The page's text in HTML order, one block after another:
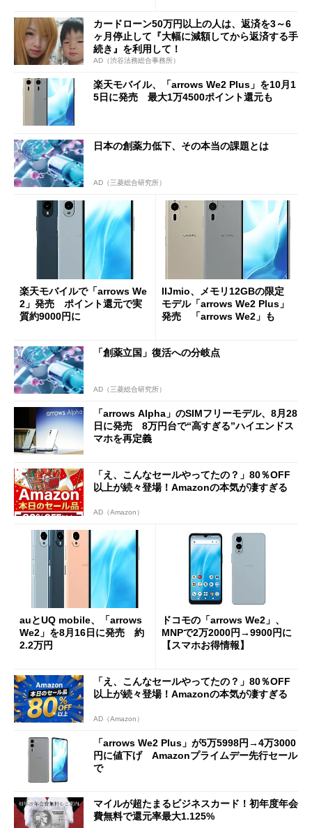
カードローン50万円以上の人は、返済を3～6
ヶ月停止して『大幅に減額してから返済する手
続き』を利用して！
AD（渋谷法務総合事務所）
楽天モバイル、「arrows We2 Plus」を10月1
5日に発売 最大1万4500ポイント還元も
日本の創薬力低下、その本当の課題とは
AD（三菱総合研究所）
楽天モバイルで「arrows We
2」発売 ポイント還元で実
質約9000円に
IIJmio、メモリ12GBの限定
モデル「arrows We2 Plus」
発売 「arrows We2」も
「創薬立国」復活への分岐点
AD（三菱総合研究所）
「arrows Alpha」のSIMフリーモデル、8月28
日に発売 8万円台で“高すぎる”ハイエンドス
マホを再定義
「え、こんなセールやってたの？」80％OFF
以上が続々登場！Amazonの本気が凄すぎる
AD（Amazon）
auとUQ mobile、「arrows
We2」を8月16日に発売 約
2.2万円
ドコモの「arrows We2」、
MNPで2万2000円→9900円に
【スマホお得情報】
「え、こんなセールやってたの？」80％OFF
以上が続々登場！Amazonの本気が凄すぎる
AD（Amazon）
「arrows We2 Plus」が5万5998円→4万3000
円に値下げ Amazonプライムデー先行セール
で
マイルが超たまるビジネスカード！初年度年会
費無料で還元率最大1.125%